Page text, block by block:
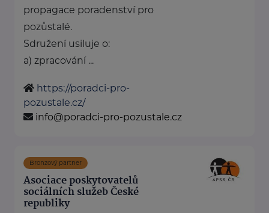
propagace poradenství pro
pozůstalé.
Sdružení usiluje o:
a) zpracování ...
https://poradci-pro-
pozustale.cz/
info@poradci-pro-pozustale.cz
Bronzový partner
Asociace poskytovatelů
sociálních služeb České
republiky